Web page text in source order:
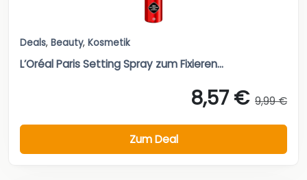
Deals, Beauty, Kosmetik
L’Oréal Paris Setting Spray zum Fixieren...
8,57 € 9,99 €
Zum Deal